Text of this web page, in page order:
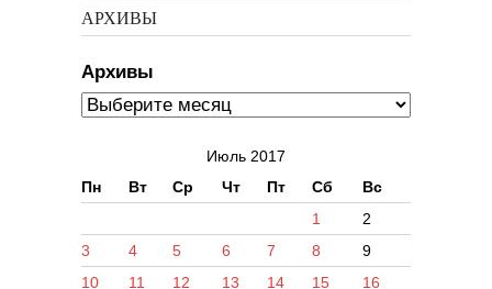
АРХИВЫ
Архивы
Июль 2017
Пн
Вт Ср Чт Пт Сб Вс
1
2
3
4 5 6 7 8
9
10
11 12 13 14 15
16